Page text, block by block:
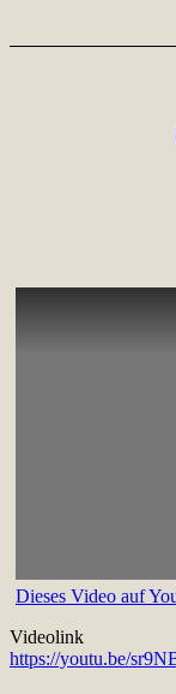
Dieses Video auf
Videolink
https://youtu.be/